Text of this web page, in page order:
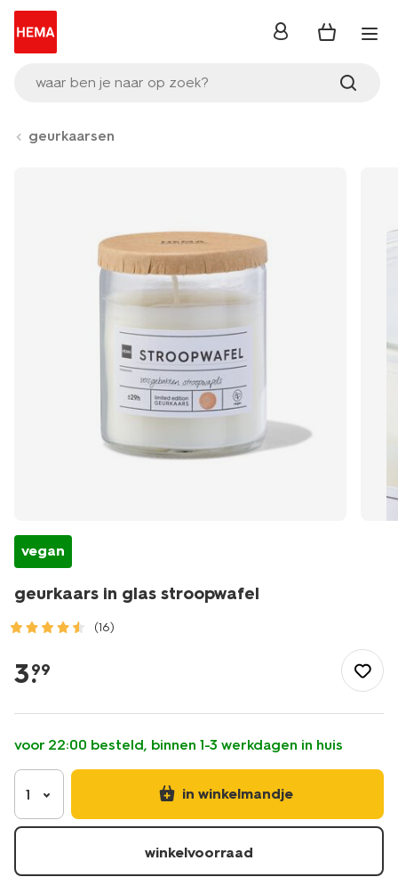
waar ben je naar op zoek?
inloggen
geurkaarsen
vegan
geurkaars in glas stroopwafel
(16)
slapen/wonen/kaarsen/geurkaarsen/geurkaars-
in-
stroopwafel-
13540004.html
3.
99
voor 22:00 besteld, binnen 1-3 werkdagen in huis
1 in winkelmandje
winkelvoorraad